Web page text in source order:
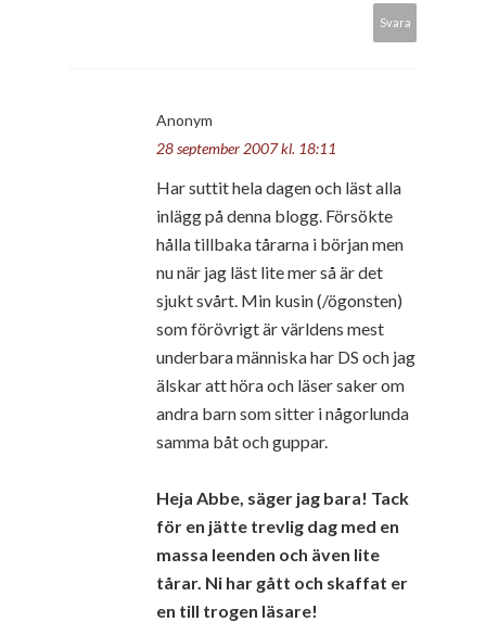
Svara
Anonym
28 september 2007 kl. 18:11
Har suttit hela dagen och läst alla
inlägg på denna blogg. Försökte
hålla tillbaka tårarna i början men
nu när jag läst lite mer så är det
sjukt svårt. Min kusin (/ögonsten)
som förövrigt är världens mest
underbara människa har DS och jag
älskar att höra och läser saker om
andra barn som sitter i någorlunda
samma båt och guppar.
Heja Abbe, säger jag bara! Tack
för en jätte trevlig dag med en
massa leenden och även lite
tårar. Ni har gått och skaffat er
en till trogen läsare!